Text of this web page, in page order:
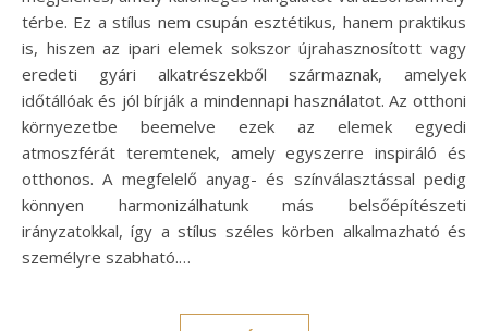
térbe. Ez a stílus nem csupán esztétikus, hanem praktikus
is, hiszen az ipari elemek sokszor újrahasznosított vagy
eredeti gyári alkatrészekből származnak, amelyek
időtállóak és jól bírják a mindennapi használatot. Az otthoni
környezetbe beemelve ezek az elemek egyedi
atmoszférát teremtenek, amely egyszerre inspiráló és
otthonos. A megfelelő anyag- és színválasztással pedig
könnyen harmonizálhatunk más belsőépítészeti
irányzatokkal, így a stílus széles körben alkalmazható és
személyre szabható.…